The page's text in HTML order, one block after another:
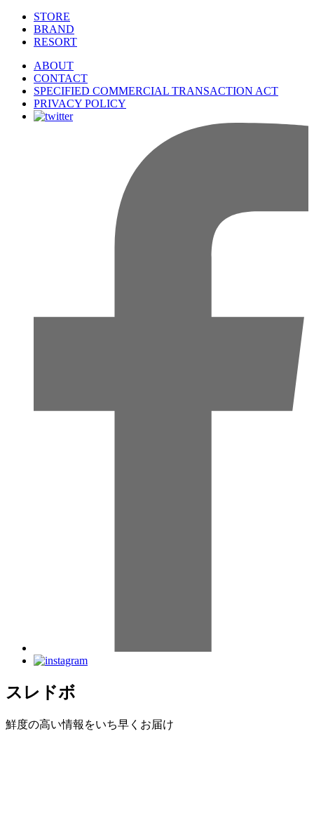
STORE
BRAND
RESORT
ABOUT
CONTACT
SPECIFIED COMMERCIAL TRANSACTION ACT
PRIVACY POLICY
スレドボ
鮮度の高い情報をいち早くお届け